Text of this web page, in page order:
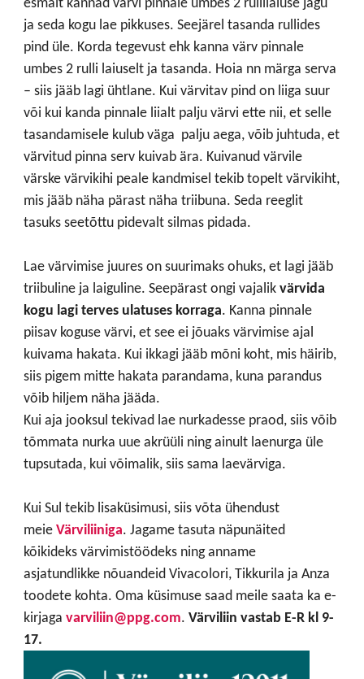
ja seda kogu lae pikkuses. Seejärel tasanda rullides
pind üle. Korda tegevust ehk kanna värv pinnale
umbes 2 rulli laiuselt ja tasanda. Hoia nn märga serva
– siis jääb lagi ühtlane. Kui värvitav pind on liiga suur
või kui kanda pinnale liialt palju värvi ette nii, et selle
tasandamisele kulub väga palju aega, võib juhtuda, et
värvitud pinna serv kuivab ära. Kuivanud värvile
värske värvikihi peale kandmisel tekib topelt värvikiht,
mis jääb näha pärast näha triibuna. Seda reeglit
tasuks seetõttu pidevalt silmas pidada.
Lae värvimise juures on suurimaks ohuks, et lagi jääb
triibuline ja laiguline. Seepärast ongi vajalikvärvida
kogu lagi terves ulatuses korraga. Kanna pinnale
piisav koguse värvi, et see ei jõuaks värvimise ajal
kuivama hakata. Kui ikkagi jääb mõni koht, mis häirib,
siis pigem mitte hakata parandama, kuna parandus
võib hiljem näha jääda.
Kui aja jooksul tekivad lae nurkadesse praod, siis võib
tõmmata nurka uue akrüüli ning ainult laenurga üle
tupsutada, kui võimalik, siis sama laevärviga.
Kui Sul tekib lisaküsimusi, siis võta ühendust
meieVärviliiniga. Jagame tasuta näpunäited
kõikideks värvimistöödeks ning anname
asjatundlikke nõuandeid Vivacolori, Tikkurila ja Anza
toodete kohta. Oma küsimuse saad meile saata ka e-
kirjaga varviliin@ppg.com. Värviliin vastab E-R kl 9-
17.